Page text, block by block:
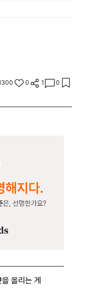
0 1 0
올리는 게